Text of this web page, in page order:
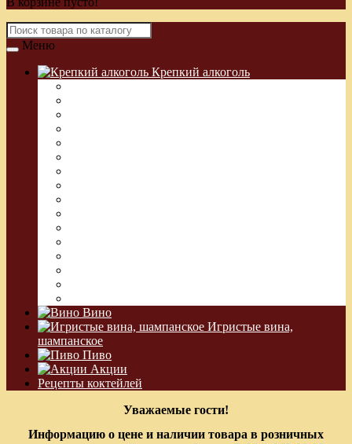
Меню
Крепкий алкоголь
Вино
Игристые вина,
шампанское
Пиво
Акции
Рецепты коктейлей
Уважаемые гости!
Информацию о цене и наличии товара в розничных